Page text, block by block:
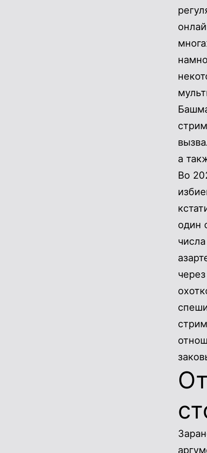
а
Во
один